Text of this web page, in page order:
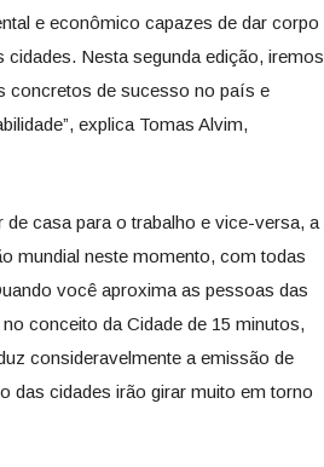
e econômico capazes de dar corpo
Nesta segunda edição, iremos
concretos de sucesso no país e
explica Tomas Alvim,
casa para o trabalho e vice-versa, a
mundial neste momento, com todas
você aproxima as pessoas das
conceito da Cidade de 15 minutos,
consideravelmente a emissão de
das cidades irão girar muito em torno